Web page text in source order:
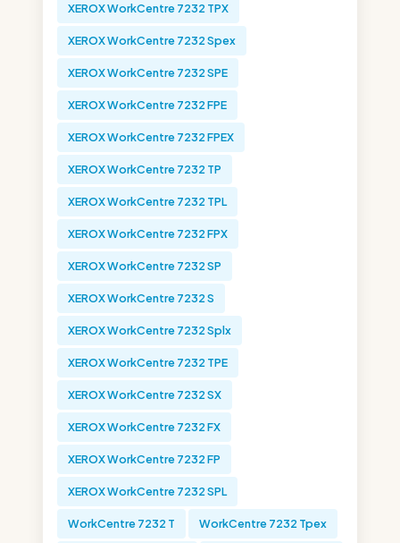
XEROX WorkCentre 7232 TPX
XEROX WorkCentre 7232 Spex
XEROX WorkCentre 7232 SPE
XEROX WorkCentre 7232 FPE
XEROX WorkCentre 7232 FPEX
XEROX WorkCentre 7232 TP
XEROX WorkCentre 7232 TPL
XEROX WorkCentre 7232 FPX
XEROX WorkCentre 7232 SP
XEROX WorkCentre 7232 S
XEROX WorkCentre 7232 Splx
XEROX WorkCentre 7232 TPE
XEROX WorkCentre 7232 SX
XEROX WorkCentre 7232 FX
XEROX WorkCentre 7232 FP
XEROX WorkCentre 7232 SPL
WorkCentre 7232 T WorkCentre 7232 Tpex